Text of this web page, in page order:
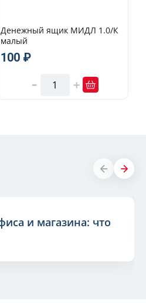
Денежный ящик МИДЛ 1.0/К
малый
100 ₽
и магазина: что